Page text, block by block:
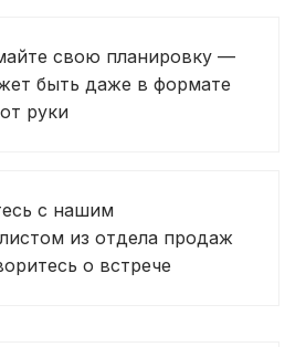
свою планировку —
быть даже в формате
руки
с нашим
из отдела продаж
о встрече